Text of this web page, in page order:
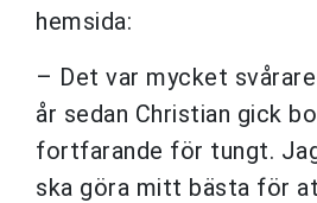
hemsida:
– Det var mycket
år sedan Christian gick
fortfarande för tungt.
ska göra mitt bästa för